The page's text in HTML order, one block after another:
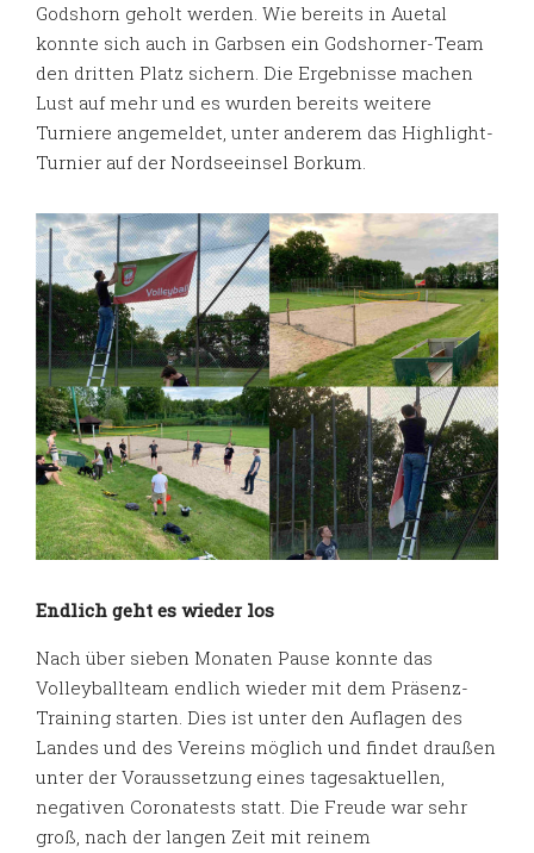
Godshorn geholt werden. Wie bereits in Auetal
konnte sich auch in Garbsen ein Godshorner-Team
den dritten Platz sichern. Die Ergebnisse machen
Lust auf mehr und es wurden bereits weitere
Turniere angemeldet, unter anderem das Highlight-
Turnier auf der Nordseeinsel Borkum.
Endlich geht es wieder los
Nach über sieben Monaten Pause konnte das
Volleyballteam endlich wieder mit dem Präsenz-
Training starten. Dies ist unter den Auflagen des
Landes und des Vereins möglich und findet draußen
unter der Voraussetzung eines tagesaktuellen,
negativen Coronatests statt. Die Freude war sehr
groß, nach der langen Zeit mit reinem